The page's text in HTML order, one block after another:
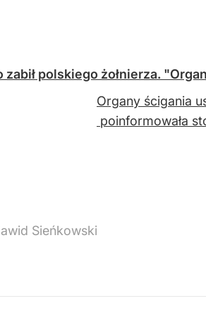
zabił polskiego żołnierza.
Organy ścigania
poinformowała
Sieńkowski